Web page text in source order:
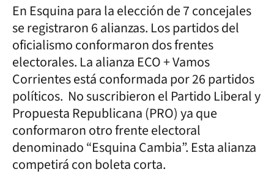
En Esquina para la elección de 7 concejales
se registraron 6 alianzas. Los partidos del
oficialismo conformaron dos frentes
electorales. La alianza ECO + Vamos
Corrientes está conformada por 26 partidos
políticos. No suscribieron el Partido Liberal y
Propuesta Republicana (PRO) ya que
conformaron otro frente electoral
denominado “Esquina Cambia”. Esta alianza
competirá con boleta corta.